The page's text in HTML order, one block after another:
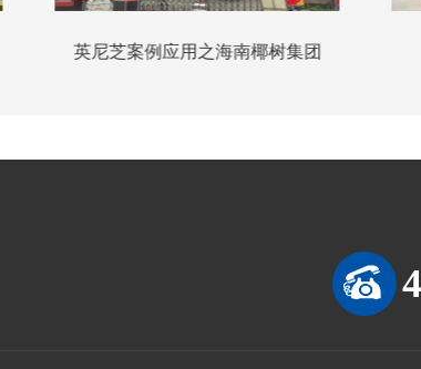
英尼芝案例应用之海南椰树集团